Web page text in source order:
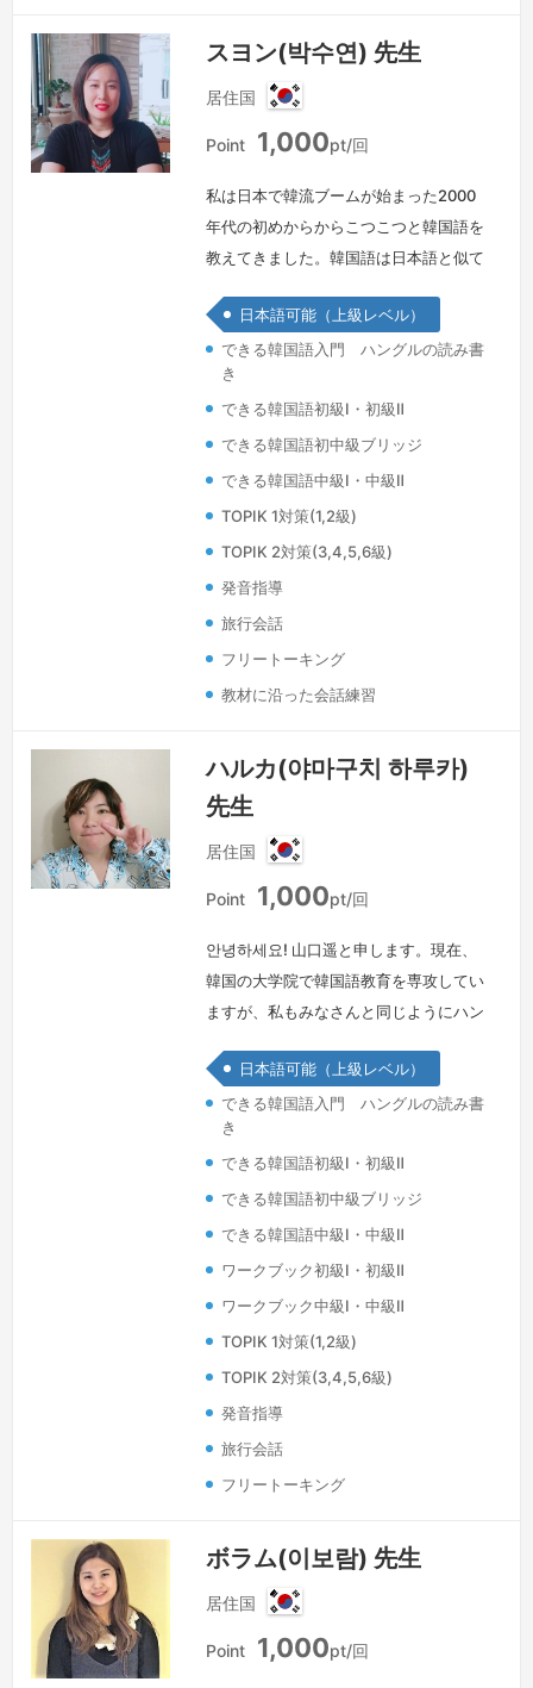
スヨン(박수연) 先生
居住国
韓
国
Point 1,000pt/回
私は日本で韓流ブームが始まった2000
年代の初めからからこつこつと韓国語を
教えてきました。韓国語は日本語と似て
しいところがあります。しかし、心配し
ないでください。システマティックな教
材と共に楽しくて面白いレッスンを皆様
と一緒にします。続きを見る »
日本語可能（上級レベル）
できる韓国語入門 ハングルの読み書
き
できる韓国語初級Ⅰ・初級Ⅱ
できる韓国語初中級ブリッジ
できる韓国語中級Ⅰ・中級Ⅱ
TOPIK 1対策(1,2級)
TOPIK 2対策(3,4,5,6級)
発音指導
旅行会話
フリートーキング
教材に沿った会話練習
ハルカ(야마구치 하루카)
先生
居住国
韓
国
Point 1,000pt/回
안녕하세요! 山口遥と申します。現在、
韓国の大学院で韓国語教育を専攻してい
ますが、私もみなさんと同じようにハン
のように見えていたハングルも、勉強を
続けるうちに言葉として自然に認識でき
るようになり、まるで新しい世界にやっ
てきたような感覚を覚えたことを、今で
も鮮明に思い出します。みなさんも、私
と一緒に韓国語の世界への一歩を踏み出
してみませんか？「アットホームな雰囲
日本語可能（上級レベル）
できる韓国語入門 ハングルの読み書
き
できる韓国語初級Ⅰ・初級Ⅱ
できる韓国語初中級ブリッジ
できる韓国語中級Ⅰ・中級Ⅱ
ワークブック初級Ⅰ・初級Ⅱ
ワークブック中級Ⅰ・中級Ⅱ
TOPIK 1対策(1,2級)
TOPIK 2対策(3,4,5,6級)
発音指導
旅行会話
フリートーキング
ボラム(이보람) 先生
居住国
韓
国
Point 1,000pt/回